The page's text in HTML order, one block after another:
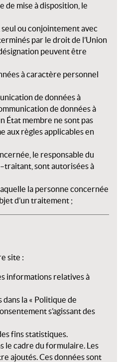
de mise à disposition, le
ou conjointement avec
par le droit de l’Union
peuvent être
à caractère personnel
de données à
de données à
État membre ne sont pas
aux règles applicables en
le responsable du
sont autorisées à
la personne concernée
d’un traitement ;
site :
informations relatives à
la « Politique de
s’agissant des
fins statistiques.
le cadre du formulaire. Les
ajoutés. Ces données sont